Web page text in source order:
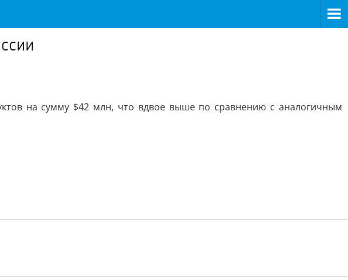
на сумму $42 млн, что вдвое выше по сравнению с аналогичным